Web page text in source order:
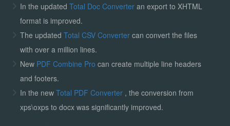
In the updated Total Doc Converter an export to XHTML
format is improved.
The updated Total CSV Convertercan convert the files
with over a million lines.
New PDF Combine Pro can create multiple line headers
and footers.
In the new Total PDF Converter , the conversion from
xps\oxps to docx was significantly improved.